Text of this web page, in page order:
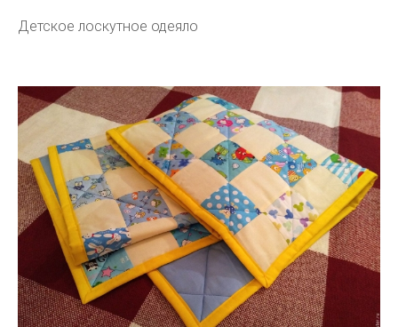
Детское лоскутное одеяло